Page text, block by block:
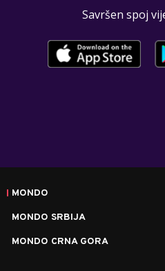
Savršen spoj
MONDO
MONDO SRBIJA
MONDO CRNA GORA